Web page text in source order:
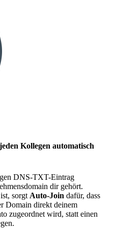
Kollegen automatisch
DNS-TXT-Eintrag
dir gehört.
sorgt Auto-Join dafür, dass
Domain direkt deinem
zugeordnet wird, statt einen